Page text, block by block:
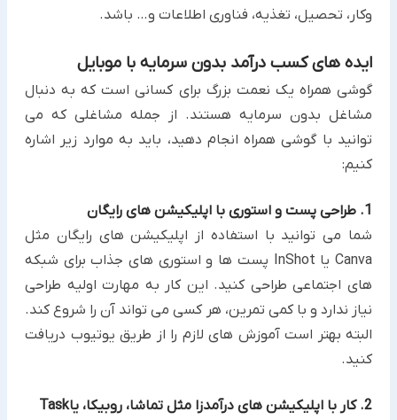
وکار، تحصیل، تغذیه، فناوری اطلاعات و… باشد.‏
ایده های کسب درآمد بدون سرمایه با موبایل
گوشی همراه یک نعمت بزرگ برای کسانی است که به دنبال
مشاغل بدون سرمایه ‏هستند. از جمله مشاغلی که می
توانید با ‏گوشی همراه انجام دهید، باید به موارد زیر اشاره
کنیم:‏
1. طراحی پست و استوری با اپلیکیشن های رایگان
شما می توانید با استفاده از اپلیکیشن های رایگان مثل
‏Canva‏ یا ‏InShot‏ پست ها و استوری های جذاب برای ‏شبکه
های اجتماعی طراحی کنید. این کار به مهارت اولیه طراحی
نیاز ندارد و با کمی تمرین، هر کسی می تواند آن را شروع کند.
‏البته بهتر است آموزش های لازم را از طریق یوتیوب دریافت
کنید.‏
2. کار با اپلیکیشن های درآمدزا مثل تماشا، روبیکا، یا‏Task